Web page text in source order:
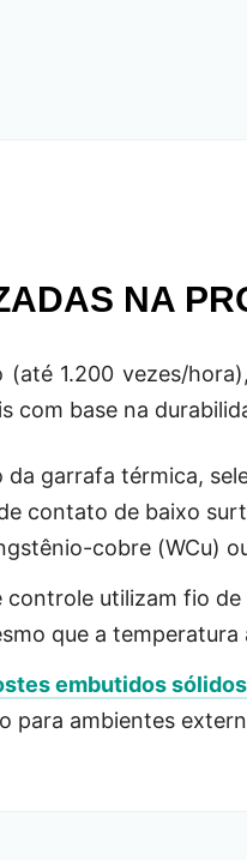
NA
1.200 vezes/
com base na
da garrafa térmica,
contato de baixo
cobre (WCu)
controle utilizam fio
que a
embutidos
para ambientes